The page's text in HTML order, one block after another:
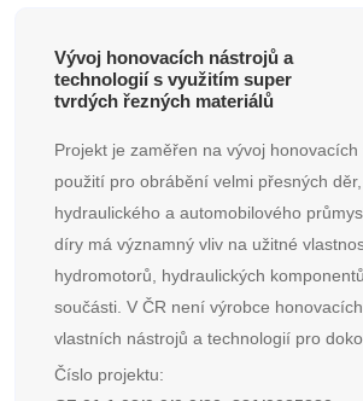
Vývoj honovacích nástrojů a
technologií s využitím super
tvrdých řezných materiálů
Projekt je zaměřen na vývoj
použití pro obrábění velmi přesných
hydraulického a automobilového
díry má významný vliv na užitné
hydromotorů, hydraulických
součásti. V ČR není výrobce
vlastních nástrojů a technologií pro
Číslo projektu: